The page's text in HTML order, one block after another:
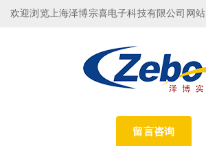
欢迎浏览上海泽博宗喜电子科技有限公司网站
留言咨询